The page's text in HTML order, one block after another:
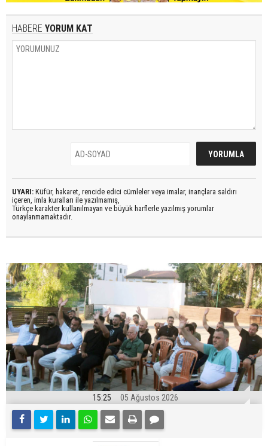
HABERE YORUM KAT
UYARI: Küfür, hakaret, rencide edici cümleler veya imalar, inançlara saldırı
içeren, imla kuralları ile yazılmamış,
Türkçe karakter kullanılmayan ve büyük harflerle yazılmış yorumlar
onaylanmamaktadır.
15:25 05 Ağustos 2026